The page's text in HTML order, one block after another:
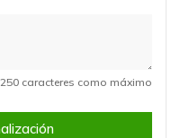
250 caracteres como máximo